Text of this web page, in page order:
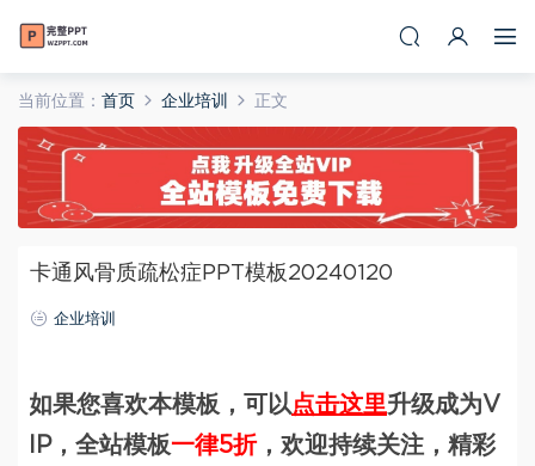
当前位置： 首页 企业培训 正文
卡通风骨质疏松症PPT模板20240120
企业培训
如果您喜欢本模板，可以点击这里升级成为V
IP，全站模板一律5折，欢迎持续关注，精彩